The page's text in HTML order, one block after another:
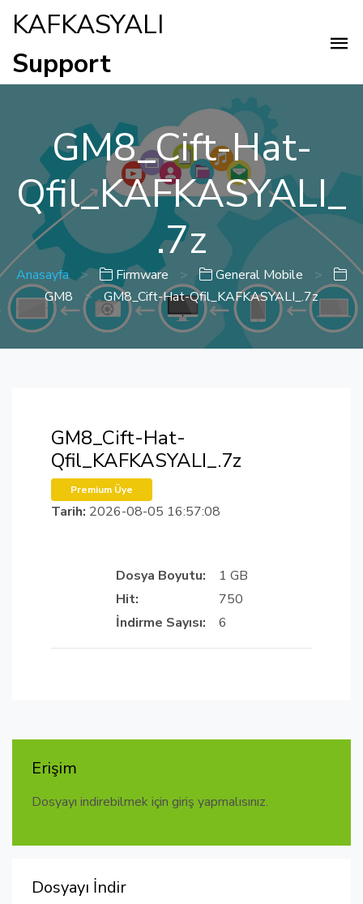
KAFKASYALI
Support
GM8_Cift-Hat-
Qfil_KAFKASYALI_
.7z
Anasayfa > Firmware > General Mobile
>
GM8
> GM8_Cift-Hat-Qfil_KAFKASYALI_.7z
GM8_Cift-Hat-
Qfil_KAFKASYALI_.7z
Premium Üye
Tarih: 2026-08-05 16:57:08
Dosya Boyutu:
1 GB
Hit:
750
İndirme Sayısı:
6
Erişim
Dosyayı indirebilmek için giriş yapmalısınız.
Dosyayı İndir